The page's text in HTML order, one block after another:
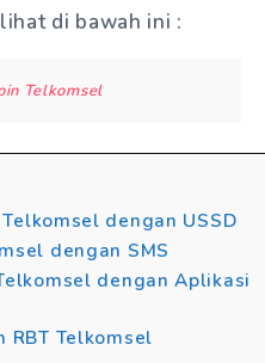
di bawah ini :
Telkomsel
dengan USSD
dengan SMS
dengan Aplikasi
RBT Telkomsel